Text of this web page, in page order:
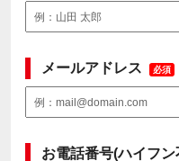
メールアドレス 必須
お電話番号(ハイフン